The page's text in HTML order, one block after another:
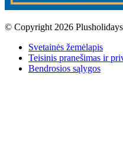
© Copyright 2026
Svetainės žemėlapis
Teisinis pranešimas ir
Bendrosios sąlygos